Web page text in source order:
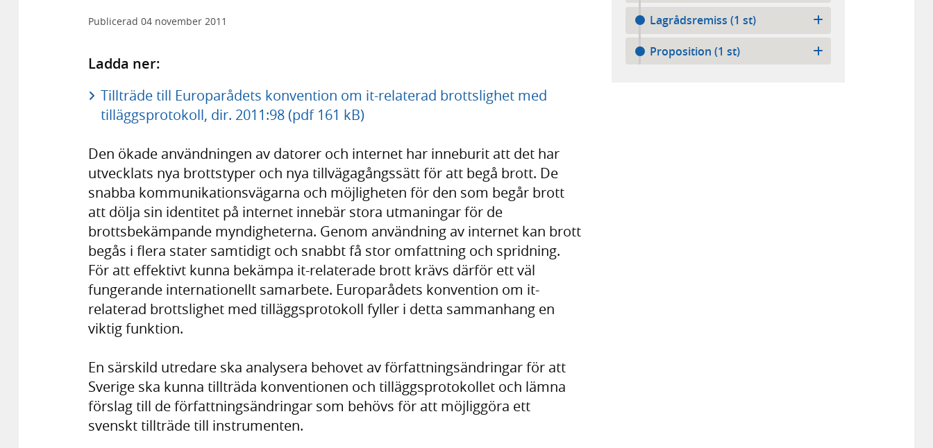
Publicerad 04 november 2011
Ladda ner:
Tillträde till Europarådets konvention om it-relaterad brottslighet med
tilläggsprotokoll, dir. 2011:98 (pdf 161 kB)
Den ökade användningen av datorer och internet har inneburit att det har
utvecklats nya brottstyper och nya tillvägagångssätt för att begå brott. De
snabba kommunikationsvägarna och möjligheten för den som begår brott
att dölja sin identitet på internet innebär stora utmaningar för de
brottsbekämpande myndigheterna. Genom användning av internet kan brott
begås i flera stater samtidigt och snabbt få stor omfattning och spridning.
För att effektivt kunna bekämpa it-relaterade brott krävs därför ett väl
fungerande internationellt samarbete. Europarådets konvention om it-
relaterad brottslighet med tilläggsprotokoll fyller i detta sammanhang en
viktig funktion.
En särskild utredare ska analysera behovet av författningsändringar för att
Sverige ska kunna tillträda konventionen och tilläggsprotokollet och lämna
förslag till de författningsändringar som behövs för att möjliggöra ett
svenskt tillträde till instrumenten.
Lagrådsremiss (1 st)
Proposition (1 st)